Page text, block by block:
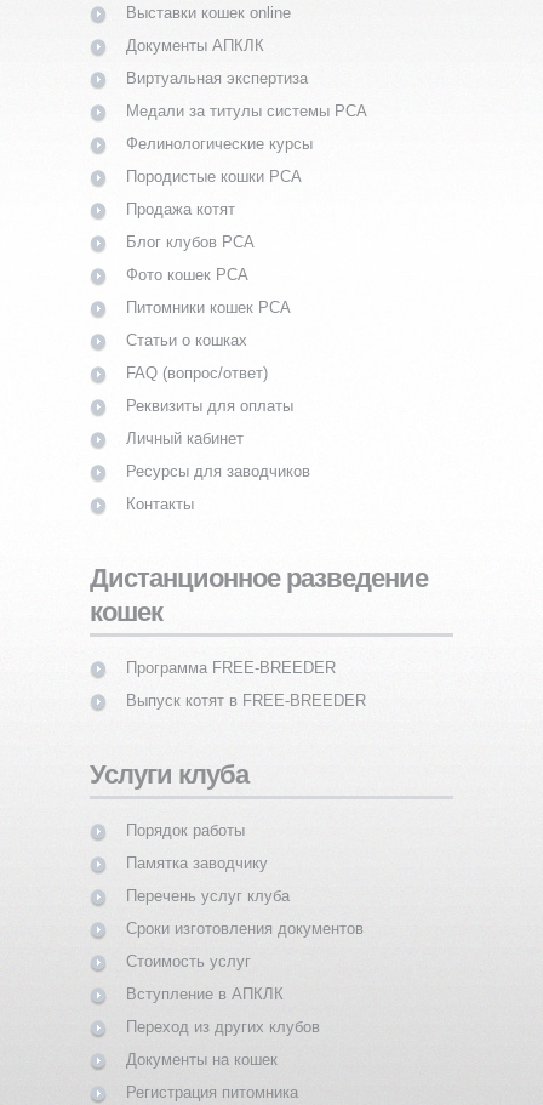
Выставки кошек online
Документы АПКЛК
Виртуальная экспертиза
Медали за титулы системы PCA
Фелинологические курсы
Породистые кошки PCA
Продажа котят
Блог клубов PCA
Фото кошек PCA
Питомники кошек PCA
Статьи о кошках
FAQ (вопрос/ответ)
Реквизиты для оплаты
Личный кабинет
Ресурсы для заводчиков
Контакты
Дистанционное разведение
кошек
Программа FREE-BREEDER
Выпуск котят в FREE-BREEDER
Услуги клуба
Порядок работы
Памятка заводчику
Перечень услуг клуба
Сроки изготовления документов
Стоимость услуг
Вступление в АПКЛК
Переход из других клубов
Документы на кошек
Регистрация питомника